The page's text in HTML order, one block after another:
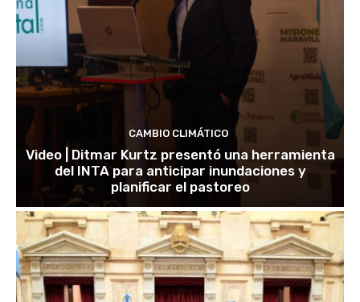
CAMBIO CLIMÁTICO
Video | Ditmar Kurtz presentó una herramienta
del INTA para anticipar inundaciones y
planificar el pastoreo